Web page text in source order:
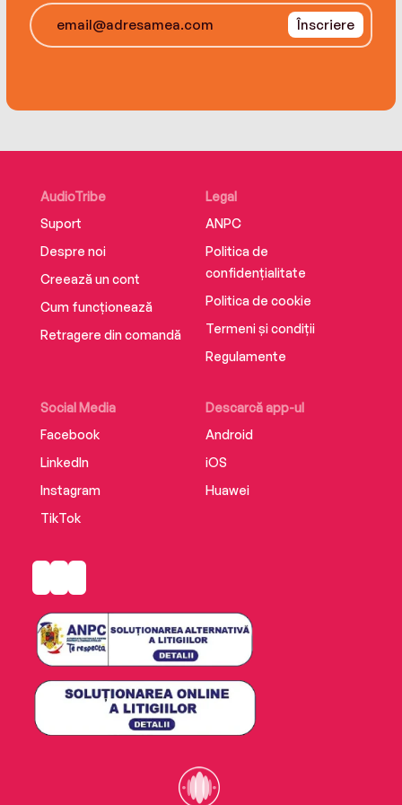
Înscriere
AudioTribe
Suport
Despre noi
Creează un cont
Cum funcționează
Retragere din comandă
Social Media
Facebook
LinkedIn
Instagram
TikTok
Descarcă app-ul
Android
iOS
Huawei
Legal
ANPC
Politica de
confidențialitate
Politica de cookie
Termeni și condiții
Regulamente